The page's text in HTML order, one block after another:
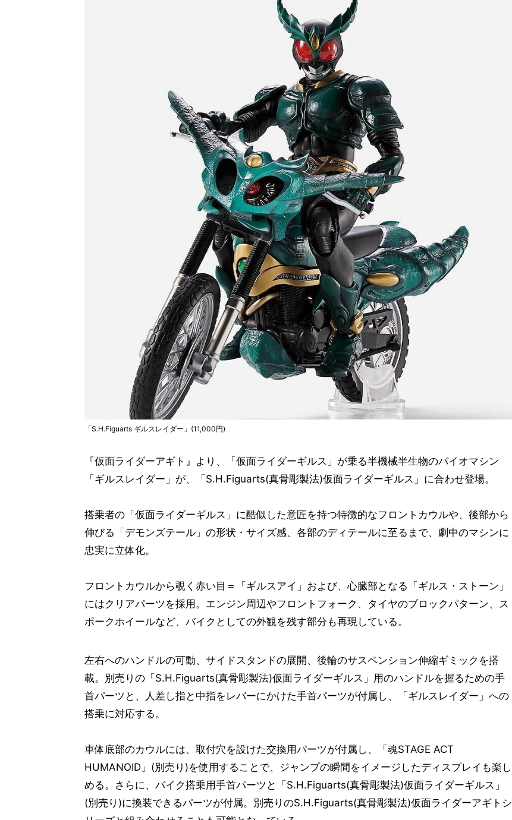
「S.H.Figuarts ギルスレイダー」(11,000円)
『仮面ライダーアギト』より、「仮面ライダーギルス」が乗る半機械半生物のバイオマシン
「ギルスレイダー」が、「S.H.Figuarts(真骨彫製法)仮面ライダーギルス」に合わせ登場。
搭乗者の「仮面ライダーギルス」に酷似した意匠を持つ特徴的なフロントカウルや、後部から
伸びる「デモンズテール」の形状・サイズ感、各部のディテールに至るまで、劇中のマシンに
忠実に立体化。
フロントカウルから覗く赤い目＝「ギルスアイ」および、心臓部となる「ギルス・ストーン」
にはクリアパーツを採用。エンジン周辺やフロントフォーク、タイヤのブロックパターン、ス
ポークホイールなど、バイクとしての外観を残す部分も再現している。
左右へのハンドルの可動、サイドスタンドの展開、後輪のサスペンション伸縮ギミックを搭
載。別売りの「S.H.Figuarts(真骨彫製法)仮面ライダーギルス」用のハンドルを握るための手
首パーツと、人差し指と中指をレバーにかけた手首パーツが付属し、「ギルスレイダー」への
搭乗に対応する。
車体底部のカウルには、取付穴を設けた交換用パーツが付属し、「魂STAGE ACT
HUMANOID」(別売り)を使用することで、ジャンプの瞬間をイメージしたディスプレイも楽し
める。さらに、バイク搭乗用手首パーツと「S.H.Figuarts(真骨彫製法)仮面ライダーギルス」
(別売り)に換装できるパーツが付属。別売りのS.H.Figuarts(真骨彫製法)仮面ライダーアギトシ